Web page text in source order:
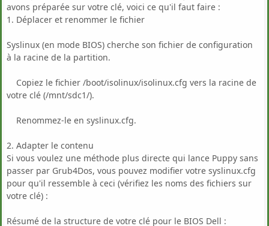
avons préparée sur votre clé, voici ce qu'il faut faire :
1. Déplacer et renommer le fichier
Syslinux (en mode BIOS) cherche son fichier de configuration
à la racine de la partition.
Copiez le fichier /boot/isolinux/isolinux.cfg vers la racine de
votre clé (/mnt/sdc1/).
Renommez-le en syslinux.cfg.
2. Adapter le contenu
Si vous voulez une méthode plus directe qui lance Puppy sans
passer par Grub4Dos, vous pouvez modifier votre syslinux.cfg
pour qu'il ressemble à ceci (vérifiez les noms des fichiers sur
votre clé) :
Résumé de la structure de votre clé pour le BIOS Dell :